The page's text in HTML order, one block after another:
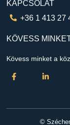
KAPCSOLAT
+36 1 413 27
KÖVESS
Kövess minket a
©